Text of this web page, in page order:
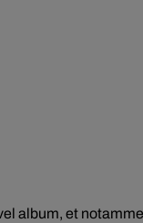
album, et